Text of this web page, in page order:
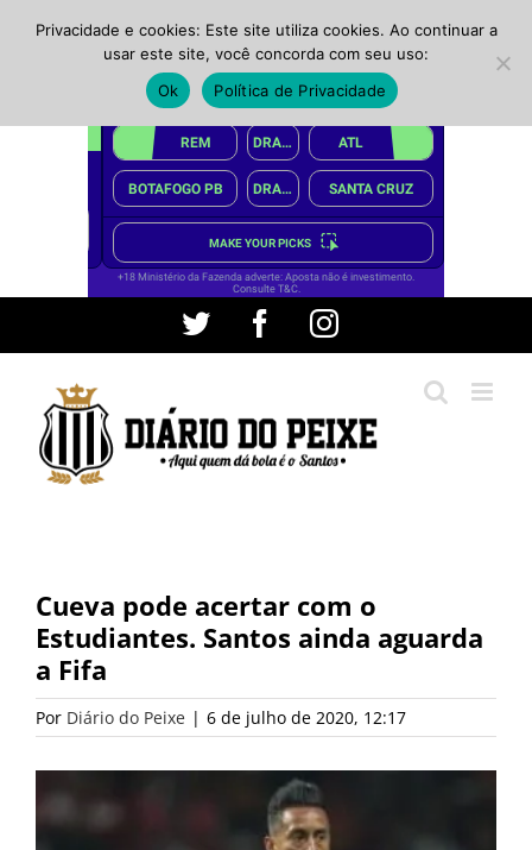
conteúdo
Twitter FacebookInstagram
Cueva pode acertar com o
Estudiantes. Santos ainda aguarda
a Fifa
Por Diário do Peixe | 6 de julho de 2020, 12:17
Privacidade e cookies: Este site utiliza cookies. Ao continuar a
usar este site, você concorda com seu uso:
Ok
Política de Privacidade